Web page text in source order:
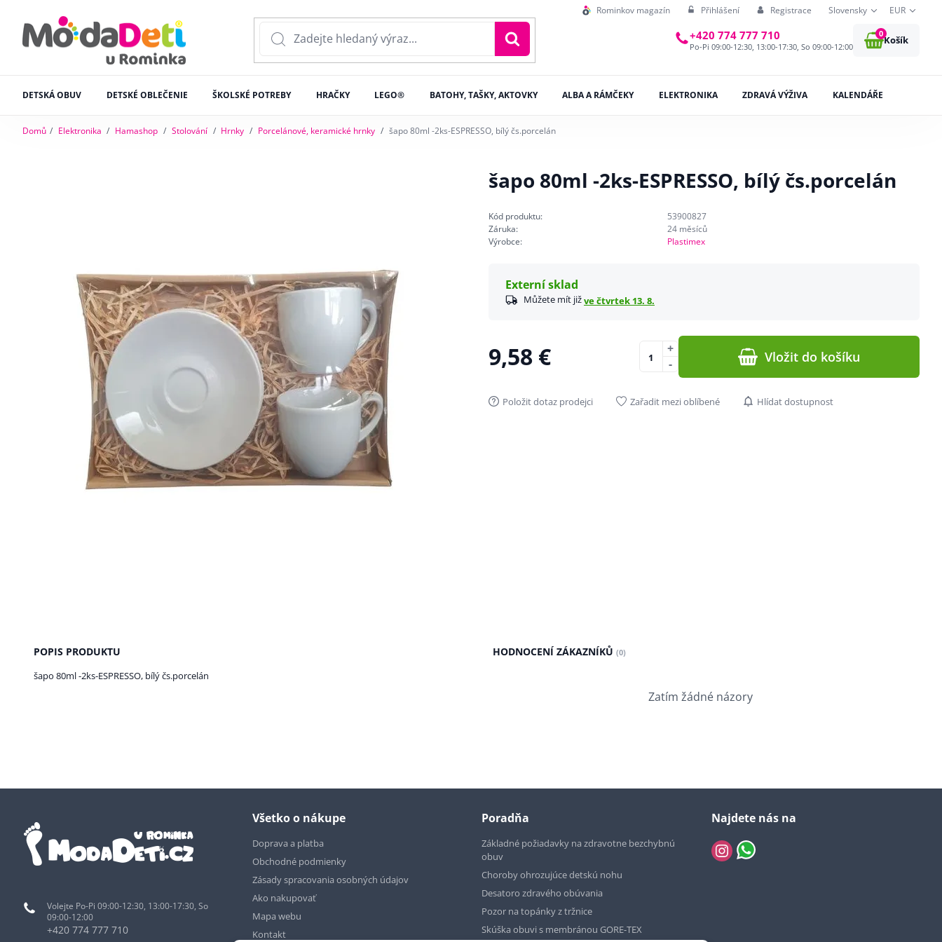
Rominkov magazín Přihlášení Registrace Slovensky EUR
+420 774 777 710
Po-Pi 09:00-12:30, 13:00-17:30, So 09:00-12:00
0
Košík
DETSKÁ OBUV DETSKÉ OBLEČENIE ŠKOLSKÉ POTREBY HRAČKY LEGO® BATOHY, TAŠKY, AKTOVKY ALBA A RÁMČEKY ELEKTRONIKA ZDRAVÁ VÝŽIVA KALENDÁŘE
Domů Elektronika Hamashop Stolování Hrnky Porcelánové, keramické hrnky šapo 80ml -2ks-ESPRESSO, bílý čs.porcelán
šapo 80ml -2ks-ESPRESSO, bílý čs.porcelán
Kód produktu:
53900827
Záruka:
24 měsíců
Výrobce:
Plastimex
Externí sklad
Můžete mít jižve čtvrtek 13. 8.
9,58 € -
+ Vložit do košíku
Položit dotaz prodejci Zařadit mezi oblíbené Hlídat dostupnost
POPIS PRODUKTU
šapo 80ml -2ks-ESPRESSO, bílý čs.porcelán
HODNOCENÍ ZÁKAZNÍKŮ (0)
Zatím žádné názory
Volejte Po-Pi 09:00-12:30, 13:00-17:30, So
09:00-12:00
+420 774 777 710
Všetko o nákupe
Doprava a platba
Obchodné podmienky
Zásady spracovania osobných údajov
Ako nakupovať
Mapa webu
Kontakt
Poradňa
Základné požiadavky na zdravotne bezchybnú
obuv
Choroby ohrozujúce detskú nohu
Desatoro zdravého obúvania
Pozor na topánky z tržnice
Skúška obuvi s membránou GORE-TEX
Najdete nás na